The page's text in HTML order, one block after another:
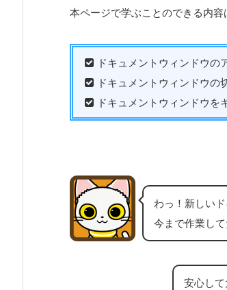
本ページで学ぶことのできる内容
ドキュメントウィンドウの
ドキュメントウィンドウの
ドキュメントウィンドウを
わっ！新しい
今まで作業し
安心し